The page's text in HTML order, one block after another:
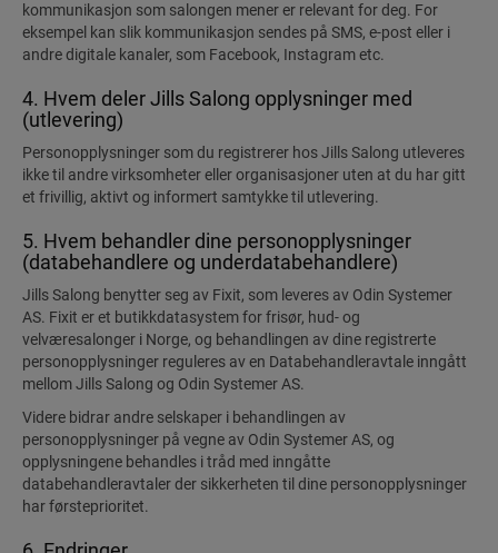
kommunikasjon som salongen mener er relevant for deg. For
eksempel kan slik kommunikasjon sendes på SMS, e-post eller i
andre digitale kanaler, som Facebook, Instagram etc.
4. Hvem deler Jills Salong opplysninger med
(utlevering)
Personopplysninger som du registrerer hos Jills Salong utleveres
ikke til andre virksomheter eller organisasjoner uten at du har gitt
et frivillig, aktivt og informert samtykke til utlevering.
5. Hvem behandler dine personopplysninger
(databehandlere og underdatabehandlere)
Jills Salong benytter seg av Fixit, som leveres av Odin Systemer
AS. Fixit er et butikkdatasystem for frisør, hud- og
velværesalonger i Norge, og behandlingen av dine registrerte
personopplysninger reguleres av en Databehandleravtale inngått
mellom Jills Salong og Odin Systemer AS.
Videre bidrar andre selskaper i behandlingen av
personopplysninger på vegne av Odin Systemer AS, og
opplysningene behandles i tråd med inngåtte
databehandleravtaler der sikkerheten til dine personopplysninger
har førsteprioritet.